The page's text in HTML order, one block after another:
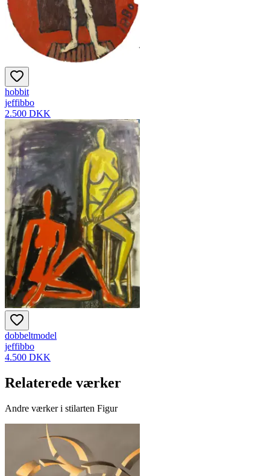
hobbit
jeffibbo
2.500 DKK
dobbeltmodel
jeffibbo
4.500 DKK
Relaterede værker
Andre værker i stilarten Figur